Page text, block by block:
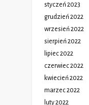
styczeń 2023
grudzień 2022
wrzesień 2022
sierpień 2022
lipiec 2022
czerwiec 2022
kwiecień 2022
marzec 2022
luty 2022